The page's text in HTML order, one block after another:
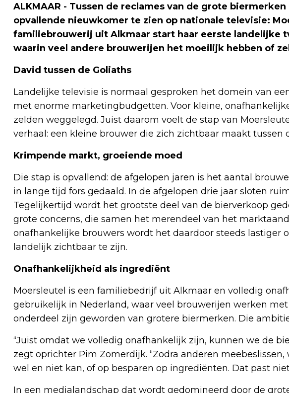
ALKMAAR - Tussen de reclames van de grote
opvallende nieuwkomer te zien op nationale televisie:
familiebrouwerij uit Alkmaar start haar eerste landelijke
waarin veel andere brouwerijen het moeilijk hebben of
David tussen de Goliaths
Landelijke televisie is normaal gesproken het domein van
met enorme marketingbudgetten. Voor kleine,
zelden weggelegd. Juist daarom voelt de stap van
verhaal: een kleine brouwer die zich zichtbaar maakt tussen
Krimpende markt, groeiende moed
Die stap is opvallend: de afgelopen jaren is het aantal
in lange tijd fors gedaald. In de afgelopen drie jaar sloten
Tegelijkertijd wordt het grootste deel van de bierverkoop
grote concerns, die samen het merendeel van het
onafhankelijke brouwers wordt het daardoor steeds lastiger
landelijk zichtbaar te zijn.
Onafhankelijkheid als ingrediënt
Moersleutel is een familiebedrijf uit Alkmaar en volledig
gebruikelijk in Nederland, waar veel brouwerijen werken
onderdeel zijn geworden van grotere biermerken. Die
“Juist omdat we volledig onafhankelijk zijn, kunnen we de
zegt oprichter Pim Zomerdijk. “Zodra anderen
wel en niet kan, of op besparen op ingrediënten. Dat past niet
In een medialandschap dat wordt gedomineerd door de